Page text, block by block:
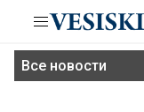
Все новости